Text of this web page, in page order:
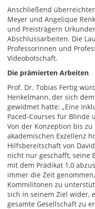
Anschließend
Meyer und Angelique
und Preisträgern
Abschlussarbeiten. Die
Professorinnen und
Videobotschaft.
Die prämierten Arbeiten
Prof. Dr. Tobias Fertig
Henkelmann, der sich
gewidmet hatte: „Eine
Paced-Courses für Blinde
Von der Konzeption bis
akademischen Exzellenz
Hilfsbereitschaft von
nicht nur geschafft, seine
mit dem Prädikat 1,0
immer die Zeit
Kommilitonen zu
sich in seinem Ziel wider,
gesamte Gesellschaft zu